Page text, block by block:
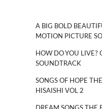
A BIG BOLD
MOTION PICTURE
HOW DO YOU LIVE?
SOUNDTRACK
SONGS OF HOPE
HISAISHI VOL 2